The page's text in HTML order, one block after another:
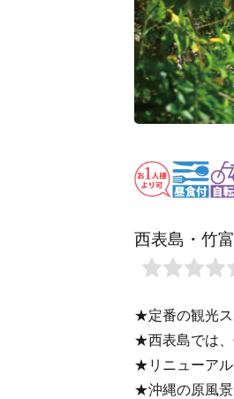
西表島・竹
★定番の観光ス
★西表島では、
★リニューアル
★沖縄の原風景